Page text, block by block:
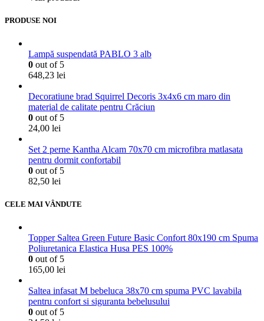
PRODUSE NOI
Lampă suspendată PABLO 3 alb
0 out of 5
648,23 lei
Decoratiune brad Squirrel Decoris 3x4x6 cm maro din
material de calitate pentru Crăciun
0 out of 5
24,00 lei
Set 2 perne Kantha Alcam 70x70 cm microfibra matlasata
pentru dormit confortabil
0 out of 5
82,50 lei
CELE MAI VÂNDUTE
Topper Saltea Green Future Basic Confort 80x190 cm Spuma
Poliuretanica Elastica Husa PES 100%
0 out of 5
165,00 lei
Saltea infasat M bebeluca 38x70 cm spuma PVC lavabila
pentru confort si siguranta bebelusului
0 out of 5